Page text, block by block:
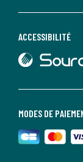
MODES DE
ACCESSIBILITÉ
lien vers Sourdline